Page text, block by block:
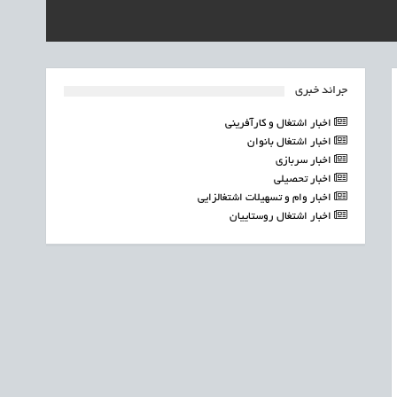
جرائد خبری
اخبار اشتغال و کارآفرینی
اخبار اشتغال بانوان
اخبار سربازی
اخبار تحصیلی
اخبار وام و تسهیلات اشتغالزایی
اخبار اشتغال روستاییان